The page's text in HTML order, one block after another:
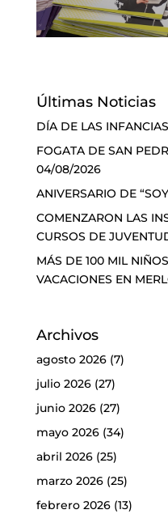
Últimas Noticias
DÍA DE LAS
FOGATA DE SAN
04/08/2026
ANIVERSARIO DE
COMENZARON LAS
CURSOS DE
MÁS DE 100 MIL
VACACIONES EN
Archivos
agosto 2026(7)
julio 2026(27)
junio 2026(27)
mayo 2026(34)
abril 2026(25)
marzo 2026(25)
febrero 2026(13)